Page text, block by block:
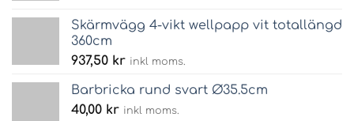
Skärmvägg 4-vikt wellpapp vit totallängd
360cm
937,50 kr inkl moms.
Barbricka rund svart Ø35.5cm
40,00 kr inkl moms.